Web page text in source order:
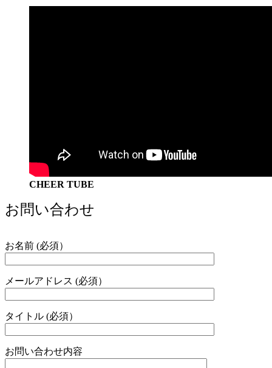
CHEER TUBE
お問い合わせ
お名前 (必須）
メールアドレス (必須）
タイトル (必須）
お問い合わせ内容